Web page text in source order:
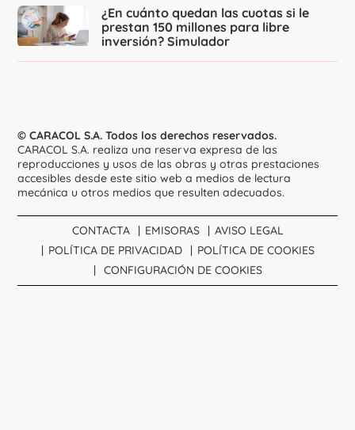
¿En cuánto quedan las cuotas si le
prestan 150 millones para libre
inversión? Simulador
© CARACOL S.A. Todos los derechos reservados.
CARACOL S.A. realiza una reserva expresa de las
reproducciones y usos de las obras y otras prestaciones
accesibles desde este sitio web a medios de lectura
mecánica u otros medios que resulten adecuados.
CONTACTA EMISORAS
AVISO LEGAL
POLÍTICA DE PRIVACIDAD
POLÍTICA DE COOKIES
CONFIGURACIÓN DE COOKIES